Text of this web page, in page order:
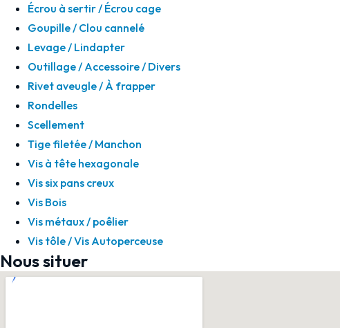
Écrou à sertir / Écrou cage
Goupille / Clou cannelé
Levage / Lindapter
Outillage / Accessoire / Divers
Rivet aveugle / À frapper
Rondelles
Scellement
Tige filetée / Manchon
Vis à tête hexagonale
Vis six pans creux
Vis Bois
Vis métaux / poêlier
Vis tôle / Vis Autoperceuse
Nous situer